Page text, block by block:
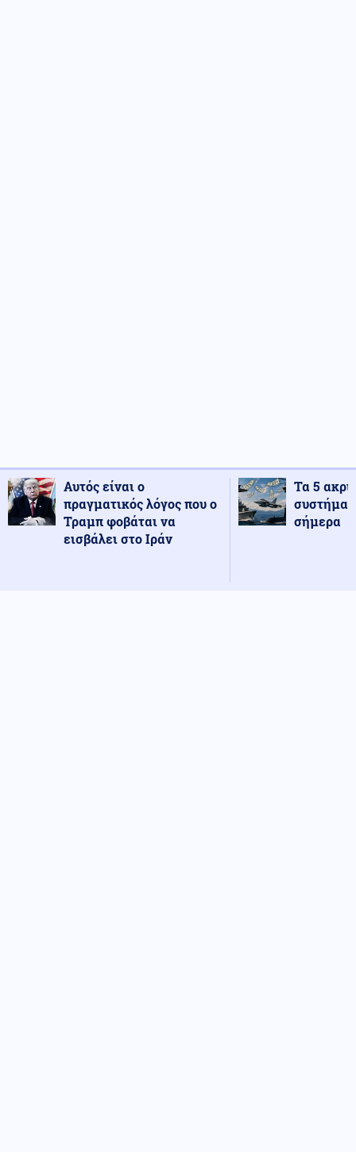
Αυτός είναι ο
πραγματικός λόγος που ο
Τραμπ φοβάται να
εισβάλει στο Ιράν
Τα 5
σήμερα